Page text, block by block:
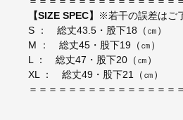
【SIZE SPEC】
※若干の誤差はご
S ： 総丈43.5・股下18（㎝）
M ： 総丈45・股下19（㎝）
L ： 総丈47・股下20（㎝）
XL ： 総丈49・股下21（㎝）
＝＝＝＝＝＝＝＝＝＝＝＝＝＝＝